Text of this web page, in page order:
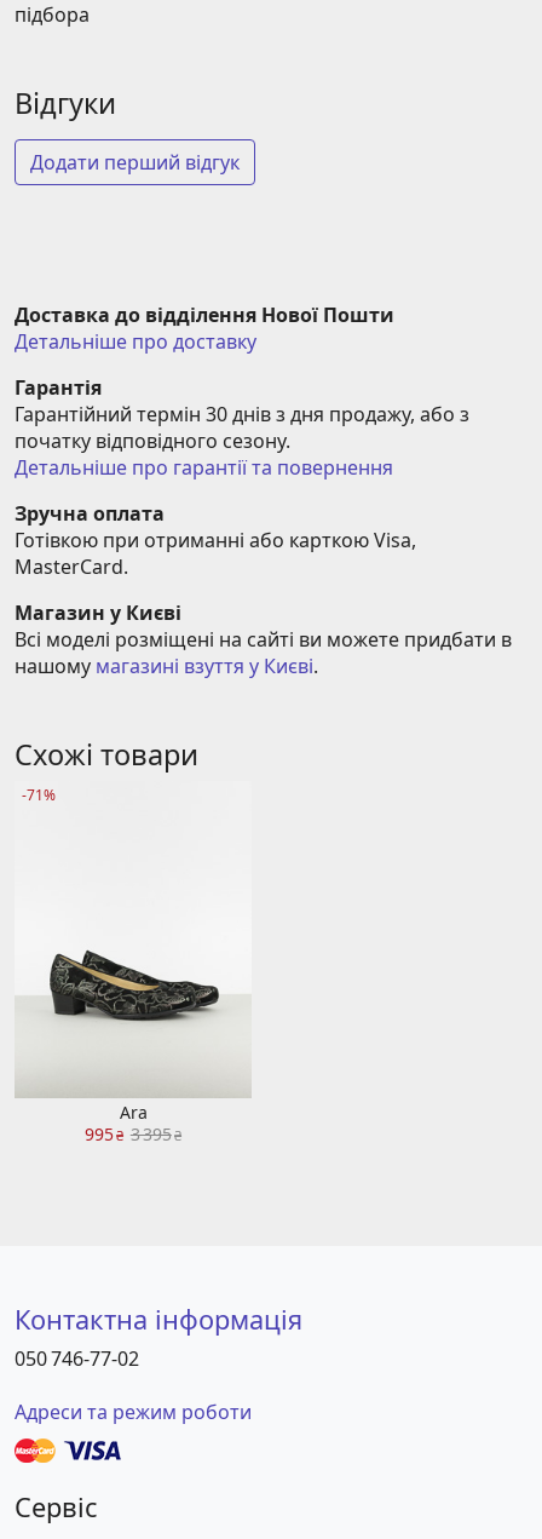
підбора
Відгуки
Додати перший відгук
Доставка до відділення Нової Пошти
Детальніше про доставку
Гарантія
Гарантійний термін 30 днів з дня продажу, або з
початку відповідного сезону.
Детальніше про гарантії та повернення
Зручна оплата
Готівкою при отриманні або карткою Visa,
MasterCard.
Магазин у Києві
Всі моделі розміщені на сайті ви можете придбати в
нашому магазині взуття у Києві.
Схожі товари
-71%
Ara
995₴ 3 395₴
Контактна інформація
050 746-77-02
Адреси та режим роботи
Сервіс